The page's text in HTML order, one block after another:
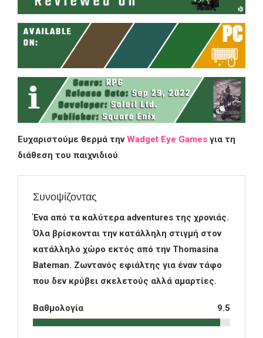
Ευχαριστούμε θερμά τηνWadget Eye Games για τη
διάθεση του παιχνιδιού.
Συνοψίζοντας
Ένα από τα καλύτερα adventures της χρονιάς.
Όλα βρίσκονται την κατάλληλη στιγμή στον
κατάλληλο χώρο εκτός από την Thomasina
Bateman. Ζωντανός εφιάλτης για έναν τάφο
που δεν κρύβει σκελετούς αλλά αμαρτίες.
Βαθμολογία 9.5